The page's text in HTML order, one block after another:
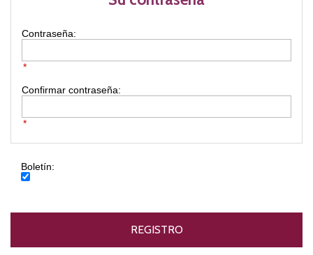
Boletín:
Contraseña:
*
Confirmar contraseña:
*